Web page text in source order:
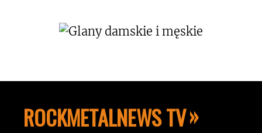
ROCKMETALNEWS TV